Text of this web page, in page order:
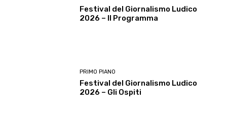
Festival del Giornalismo Ludico
2026 – Il Programma
PRIMO PIANO
Festival del Giornalismo Ludico
2026 – Gli Ospiti